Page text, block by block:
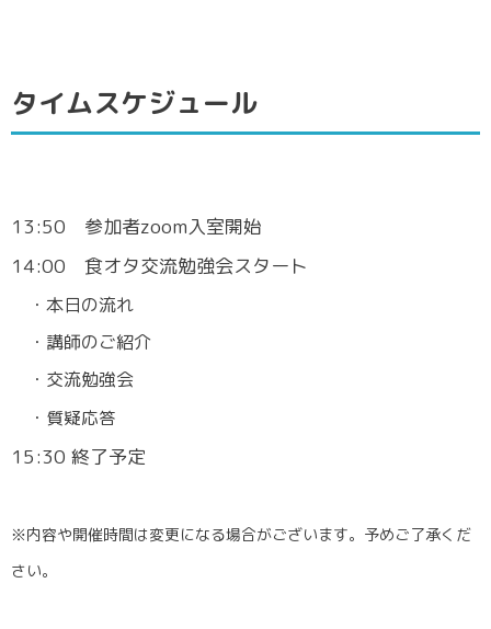
タイムスケジュール
13:50 参加者zoom入室開始
14:00 食オタ交流勉強会スタート
・本日の流れ
・講師のご紹介
・交流勉強会
・質疑応答
15:30 終了予定
※内容や開催時間は変更になる場合がございます。予めご了承くだ
さい。